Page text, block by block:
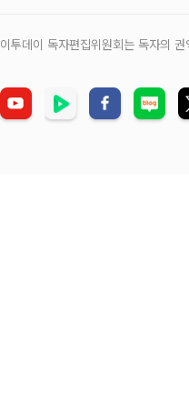
이투데이 독자편집위원회는 독자의